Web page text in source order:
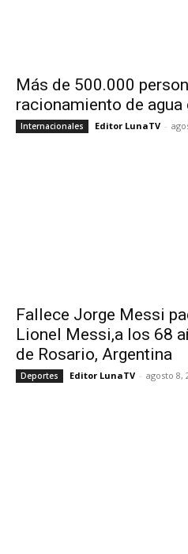
Más de 500.000
racionamiento de agua
Internacionales Editor LunaTV -
Fallece Jorge Messi
Lionel Messi,a los 68
de Rosario, Argentina
Deportes Editor LunaTV - agosto 8,